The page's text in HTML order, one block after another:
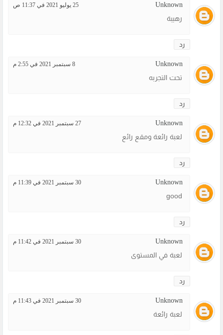
Unknown 25 يوليو 2021 في 11:37 ص
رهيبة
رد
Unknown 8 سبتمبر 2021 في 2:55 م
تحت التجربه
رد
Unknown 27 سبتمبر 2021 في 12:32 م
لعبة رائعة ومقع رائع
رد
Unknown 30 سبتمبر 2021 في 11:39 م
good
رد
Unknown 30 سبتمبر 2021 في 11:42 م
لعبة في المستوى
رد
Unknown 30 سبتمبر 2021 في 11:43 م
لعبة رائعة